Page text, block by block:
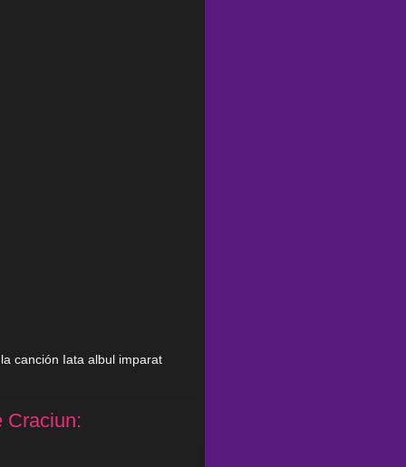
canción Iata albul imparat
Craciun: